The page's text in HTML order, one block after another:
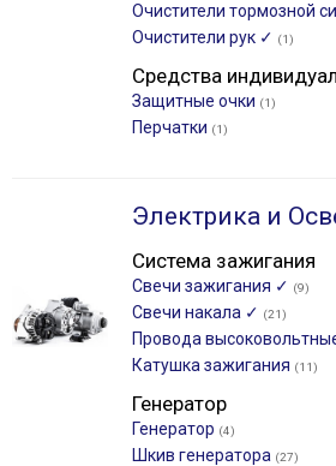
Очистители тормозной
Очистители рук ✓ (1)
Средства
Защитные очки (1)
Перчатки (1)
Электрика и
Система зажигания
Свечи зажигания ✓ (9)
Свечи накала ✓ (21)
Провода
Катушка зажигания (11)
Генератор
Генератор (4)
Шкив генератора (27)